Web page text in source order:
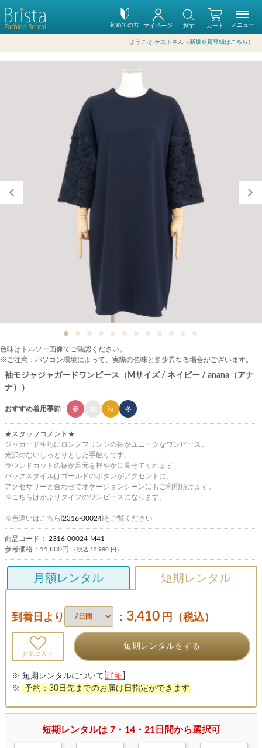
初めての方 カート
マイページ 探す
ようこそ ゲスト さん（新規会員登録はこちら ）
メニュー
色味はトルソー画像でご確認ください。
※ご注意：パソコン環境によって、実際の色味と多少異なる場合がございます。
袖モジャジャガードワンピース（Mサイズ / ネイビー / anana（アナ
ナ））
おすすめ着用季節 春 秋 冬
★スタッフコメント★
ジャガード生地にロングフリンジの袖がユニークなワンピース。
光沢のないしっとりとした手触りです。
ラウンドカットの裾が足元を軽やかに見せてくれます。
バックスタイルはゴールドのボタンがアクセントに。
アクセサリーと合わせてオケージョンシーンにもご利用頂けます。
※こちらはかぶりタイプのワンピースになります。
※色違いはこちら(2316-00024)もご覧ください
商品コード： 2316-00024-M41
参考価格： 11,800円 （税込 12,980 円）
月額レンタル 短期レンタル
到着日より ： 3,410 円（税込）
お気に入り
短期レンタルをする
※ 短期レンタルについて[ 詳細
※
予約：30日先までのお届け日指定ができます
短期レンタルは 7・14・21日間から選択可